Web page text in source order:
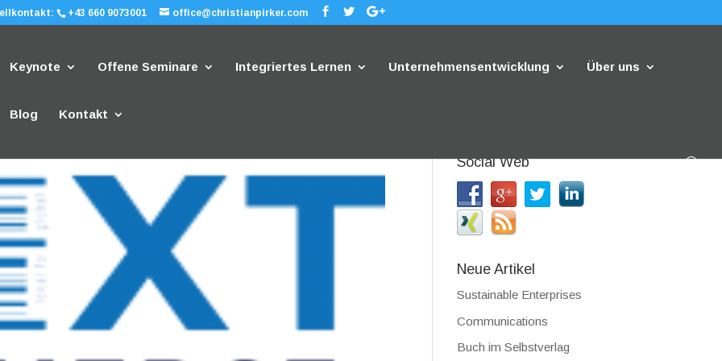
+43 660 9073001 office@christianpirker.com
Keynote Offene Seminare Integriertes Lernen Unternehmensentwicklung Über uns
Blog Kontakt
Social Web
Neue Artikel
Sustainable Enterprises
Communications
Buch im Selbstverlag